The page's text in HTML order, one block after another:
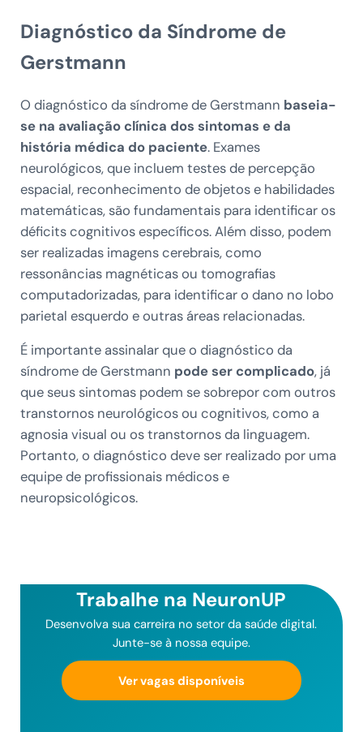
Diagnóstico da Síndrome de
Gerstmann
O diagnóstico da síndrome de Gerstmann baseia-
se na avaliação clínica dos sintomas e da
história médica do paciente. Exames
neurológicos, que incluem testes de percepção
espacial, reconhecimento de objetos e habilidades
matemáticas, são fundamentais para identificar os
déficits cognitivos específicos. Além disso, podem
ser realizadas imagens cerebrais, como
ressonâncias magnéticas ou tomografias
computadorizadas, para identificar o dano no lobo
parietal esquerdo e outras áreas relacionadas.
É importante assinalar que o diagnóstico da
síndrome de Gerstmann pode ser complicado, já
que seus sintomas podem se sobrepor com outros
transtornos neurológicos ou cognitivos, como a
agnosia visual ou os transtornos da linguagem.
Portanto, o diagnóstico deve ser realizado por uma
equipe de profissionais médicos e
neuropsicológicos.
Trabalhe na NeuronUP
Desenvolva sua carreira no setor da saúde digital.
Junte-se à nossa equipe.
Ver vagas disponíveis